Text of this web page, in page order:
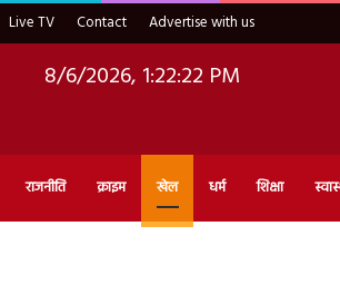
Live TV Contact Advertise with us
8/6/2026, 1:22:24 PM
राजनीति क्राइम खेल धर्म शिक्षा